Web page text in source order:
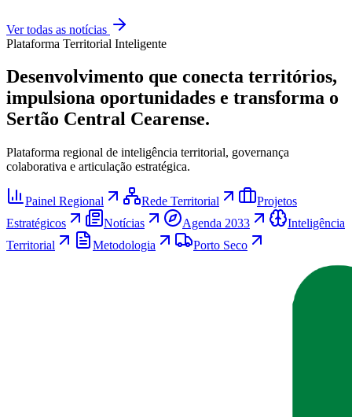
Ver todas as notícias
Plataforma Territorial Inteligente
Desenvolvimento que conecta territórios,
impulsiona oportunidades e transforma o
Sertão Central Cearense.
Plataforma regional de inteligência territorial, governança
colaborativa e articulação estratégica.
Painel Regional Rede Territorial
Projetos
Estratégicos
Notícias Agenda 2033
Inteligência
Territorial
Metodologia Porto Seco